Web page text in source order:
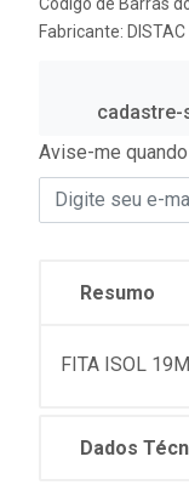
Fabricante:
cadastre-
Avise-me
Resumo
FITA ISOL
Dados